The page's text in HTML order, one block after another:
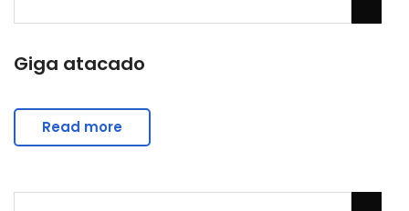
Giga atacado
Read more